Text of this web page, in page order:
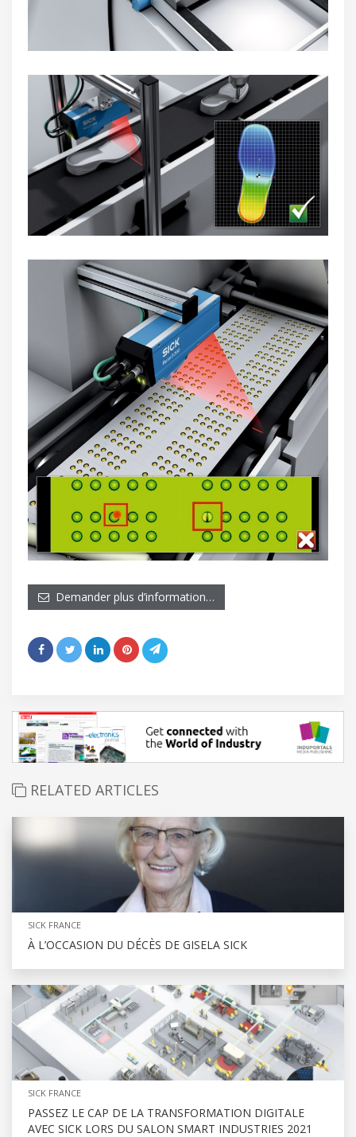
Demander plus d’information…
RELATED ARTICLES
SICK FRANCE
À L’OCCASION DU DÉCÈS DE GISELA SICK
SICK FRANCE
PASSEZ LE CAP DE LA TRANSFORMATION DIGITALE
AVEC SICK LORS DU SALON SMART INDUSTRIES 2021